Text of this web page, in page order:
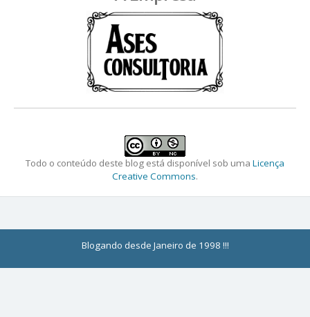
Todo o conteúdo deste blog está disponível sob uma Licença
Creative Commons.
Blogando desde Janeiro de 1998 !!!